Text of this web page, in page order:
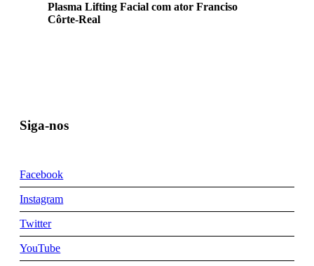
Plasma Lifting Facial com ator Franciso
Côrte-Real
Siga-nos
Facebook
Instagram
Twitter
YouTube